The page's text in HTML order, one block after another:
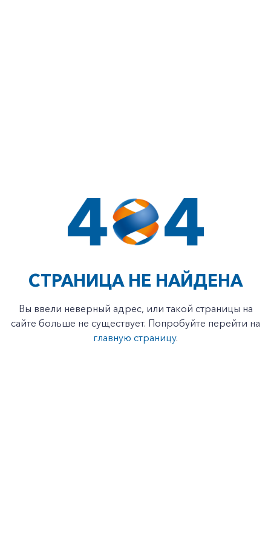
СТРАНИЦА НЕ НАЙДЕНА
Вы ввели неверный адрес, или такой страницы на
сайте больше не существует. Попробуйте перейти на
главную страницу.